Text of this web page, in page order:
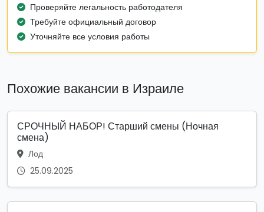
Проверяйте легальность работодателя
Требуйте официальный договор
Уточняйте все условия работы
Похожие вакансии в Израиле
СРОЧНЫЙ НАБОР! Старший смены (Ночная
смена)
Лод
25.09.2025